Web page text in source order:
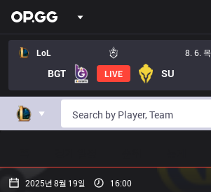
LoL 8. 6. 목
BGT LIVE SU
2025년 8월 19일 16:00